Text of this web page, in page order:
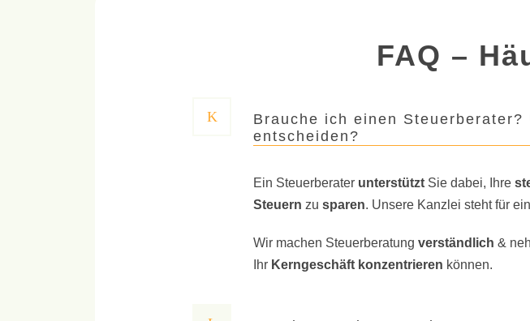
FAQ –
Brauche ich einen
entscheiden?
Ein Steuerberater unterstützt Sie dabei, Ihre
Steuern zu sparen. Unsere Kanzlei steht für
Wir machen Steuerberatung verständlich &
Ihr Kerngeschäft konzentrieren können.